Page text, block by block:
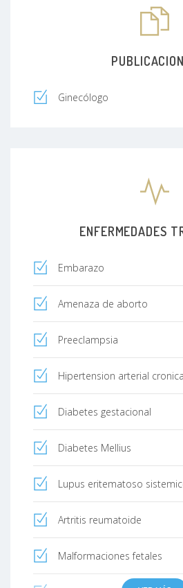
Ginecólogo
ENFERMEDADES
Embarazo
Amenaza de aborto
Preeclampsia
Hipertension arterial cronica
Diabetes gestacional
Diabetes Mellius
Lupus eritematoso
Artritis reumatoide
Malformaciones fetales